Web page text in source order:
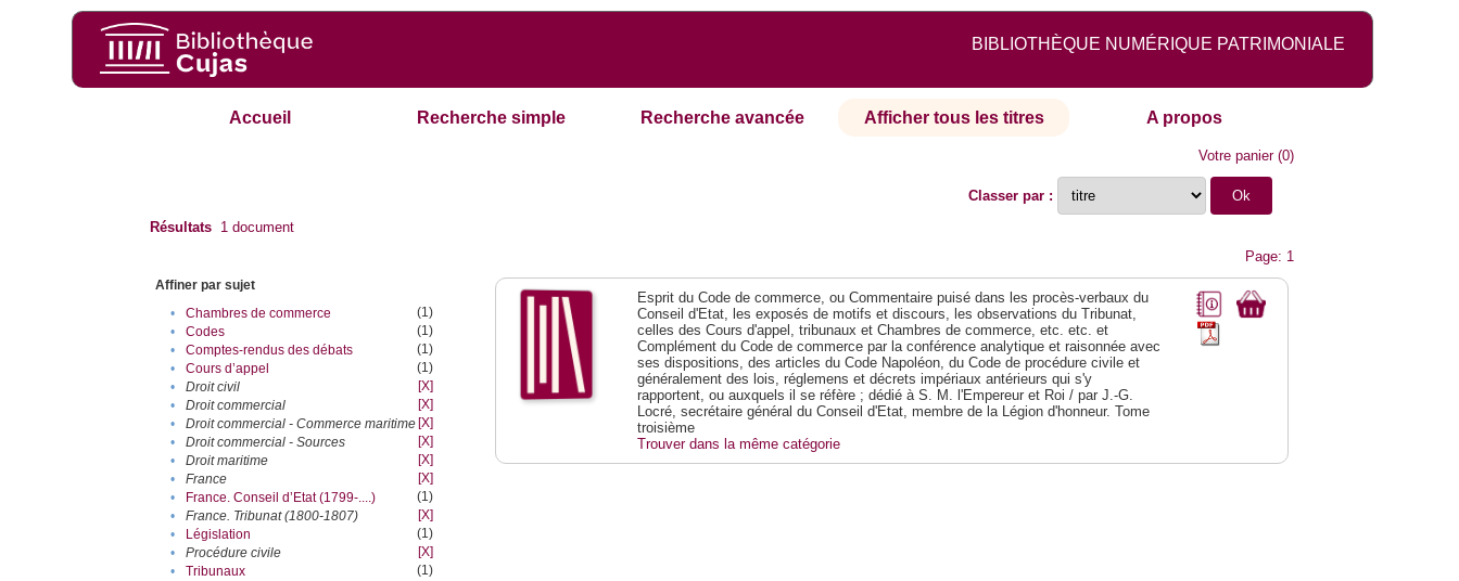
BIBLIOTHÈQUE NUMÉRIQUE PATRIMONIALE
Accueil Recherche simple Recherche avancée Afficher tous les titres A propos
Votre panier(0)
Classer par :
Résultats 1 document
Page: 1
Affiner par sujet
•
Chambres de commerce
(1)
•
Codes
(1)
•
Comptes-rendus des débats
(1)
•
Cours d’appel
(1)
•
Droit civil
[X]
•
Droit commercial
[X]
•
Droit commercial - Commerce maritime [X]
•
Droit commercial - Sources
[X]
•
Droit maritime
[X]
•
France
[X]
•
France. Conseil d’Etat (1799-....)
(1)
•
France. Tribunat (1800-1807)
[X]
•
Législation
(1)
•
Procédure civile
[X]
•
Tribunaux
(1)
Esprit du Code de commerce, ou Commentaire puisé dans les procès-verbaux du
Conseil d'Etat, les exposés de motifs et discours, les observations du Tribunat,
celles des Cours d'appel, tribunaux et Chambres de commerce, etc. etc. et
Complément du Code de commerce par la conférence analytique et raisonnée avec
ses dispositions, des articles du Code Napoléon, du Code de procédure civile et
généralement des lois, réglemens et décrets impériaux antérieurs qui s'y
rapportent, ou auxquels il se réfère ; dédié à S. M. l'Empereur et Roi / par J.-G.
Locré, secrétaire général du Conseil d'Etat, membre de la Légion d'honneur. Tome
troisième
Trouver dans la même catégorie